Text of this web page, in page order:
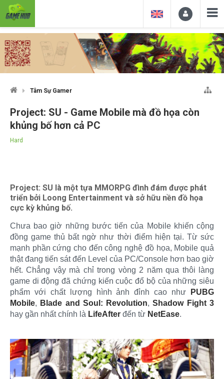
Tâm Sự Gamer
Project: SU - Game Mobile mà đồ họa còn
khủng bố hơn cả PC
Hard
Project: SU là một tựa MMORPG đình đám được phát
triển bởi Loong Entertainment và sở hữu nền đồ họa
cực kỳ khủng bố.
Chưa bao giờ những bước tiến của Mobile khiến cộng
đồng game thủ bất ngờ như thời điểm hiện tại. Từ sức
mạnh phần cứng cho đến công nghệ đồ họa, Mobile quả
thật đang tiến sát đến Level của PC/Console hơn bao giờ
hết. Chẳng vậy mà chỉ trong vòng 2 năm qua thôi làng
game di động đã chứng kiến cuộc đổ bộ của những siêu
phẩm với chất lượng hình ảnh đỉnh cao như
PUBG
Mobile, Blade and Soul: Revolution,Shadow Fight 3
hay gần nhất chính là LifeAfter đến từ NetEase.